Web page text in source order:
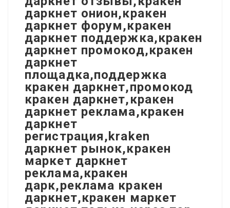
даркнет онион,кракен
даркнет форум,кракен
даркнет поддержка,кракен
даркнет промокод,кракен
даркнет
площадка,поддержка
кракен даркнет,промокод
кракен даркнет,кракен
даркнет реклама,кракен
даркнет
регистрация,kraken
даркнет рынок,кракен
маркет даркнет
реклама,кракен
дарк,реклама кракен
даркнет,кракен маркет